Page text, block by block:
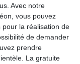
Avec notre
vous pouvez
la réalisation de
de demander
prendre
La gratuite